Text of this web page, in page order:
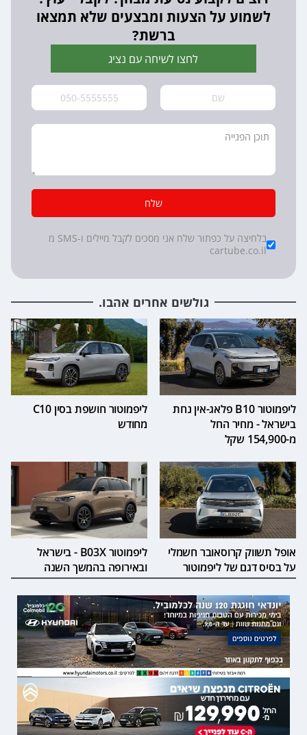
לשמוע על הצעות ומבצעים שלא תמצאו
ברשת?
לחצו לשיחה עם נציג
שלח
Checkboxes
*
בלחיצה על כפתור שלח אני מסכים לקבל מיילים ו-SMS מ
cartube.co.il
גולשים אחרים אהבו.
ליפמוטור B10 פלאג-אין נחת
בישראל - מחיר החל
מ-154,900 שקל
ליפמוטור חושפת בסין C10
מחודש
אופל תשווק קרוסאובר חשמלי
על בסיס דגם של ליפמוטור
ליפמוטור B03X - בישראל
ובאירופה בהמשך השנה